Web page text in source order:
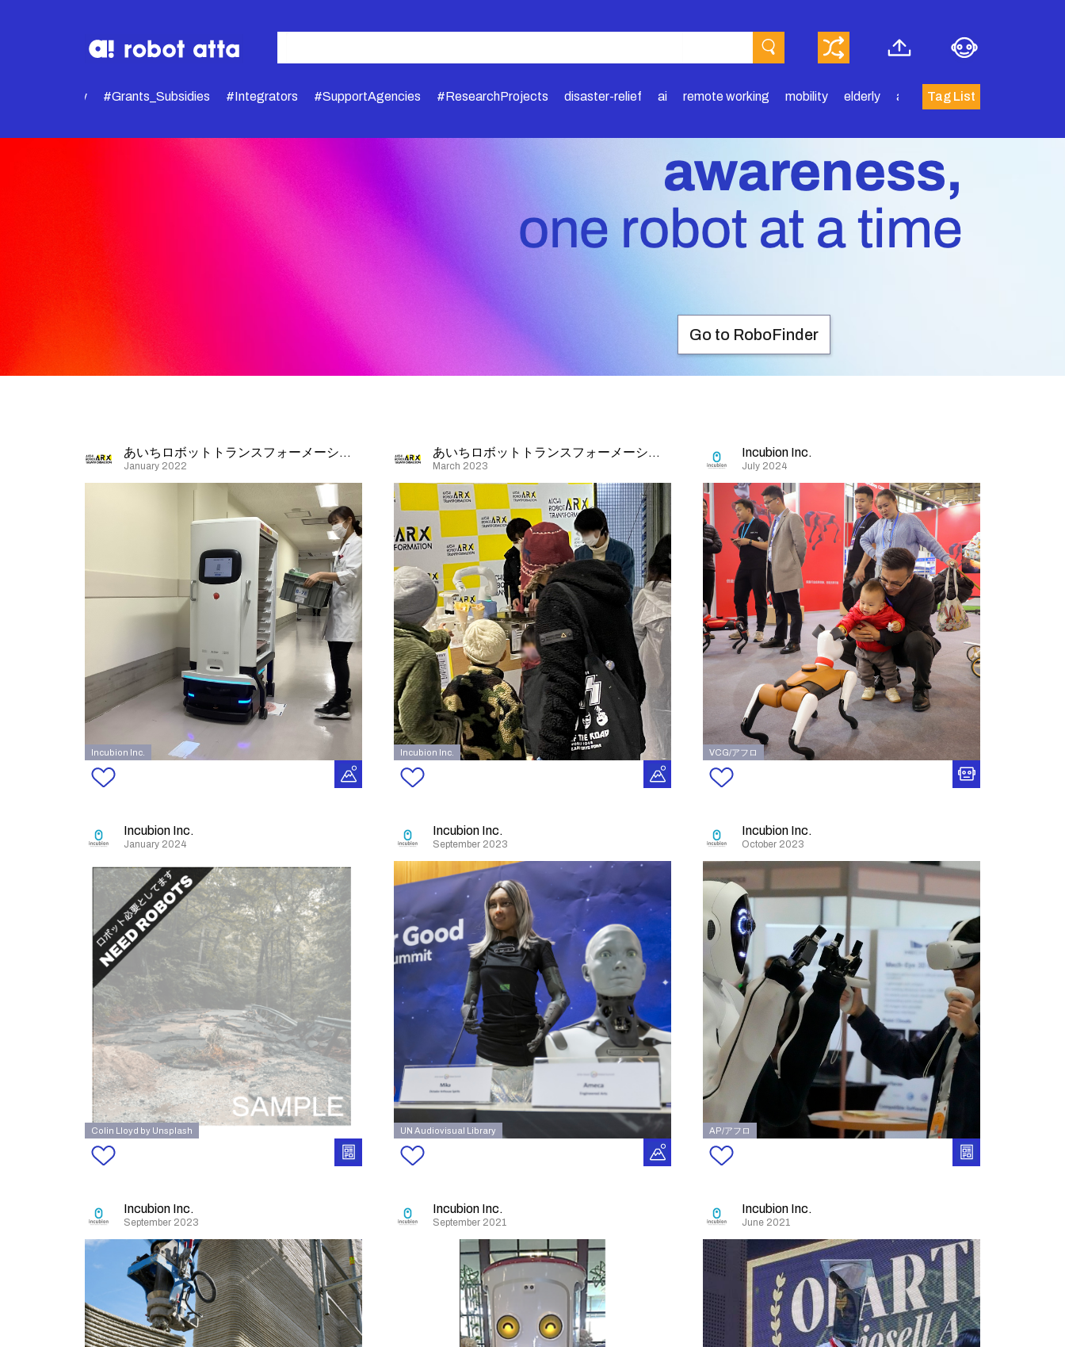
smartcity #Grants_Subsidies #Integrators #SupportAgencies #ResearchProjects disaster-relief ai remote working mobility elderly airport agriculture
Tag List
Go to RoboFinder
あいちロボットトランスフォーメーション
January 2022
Incubion Inc.
あいちロボットトランスフォーメーション
March 2023
Incubion Inc.
Incubion Inc.
July 2024
VCG/アフロ
Incubion Inc.
January 2024
Colin Lloyd by Unsplash
Incubion Inc.
September 2023
UN Audiovisual Library
Incubion Inc.
October 2023
AP/アフロ
Incubion Inc.
September 2023
Incubion Inc.
September 2021
Incubion Inc.
June 2021